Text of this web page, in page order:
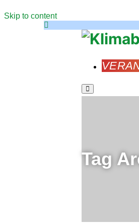
Skip to content
menu
Tag